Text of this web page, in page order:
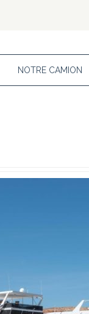
NOTRE CAMION